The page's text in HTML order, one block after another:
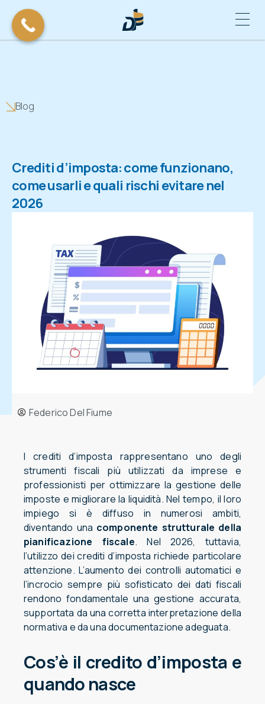
Blog
Crediti d’imposta: come funzionano,
come usarli e quali rischi evitare nel
2026
Federico Del Fiume
I crediti d’imposta rappresentano uno degli
strumenti fiscali più utilizzati da imprese e
professionisti per ottimizzare la gestione delle
imposte e migliorare la liquidità. Nel tempo, il loro
impiego si è diffuso in numerosi ambiti,
diventando una componente strutturale della
pianificazione fiscale. Nel 2026, tuttavia,
l’utilizzo dei crediti d’imposta richiede particolare
attenzione. L’aumento dei controlli automatici e
l’incrocio sempre più sofisticato dei dati fiscali
rendono fondamentale una gestione accurata,
supportata da una corretta interpretazione della
normativa e da una documentazione adeguata.
Cos’è il credito d’imposta e
quando nasce